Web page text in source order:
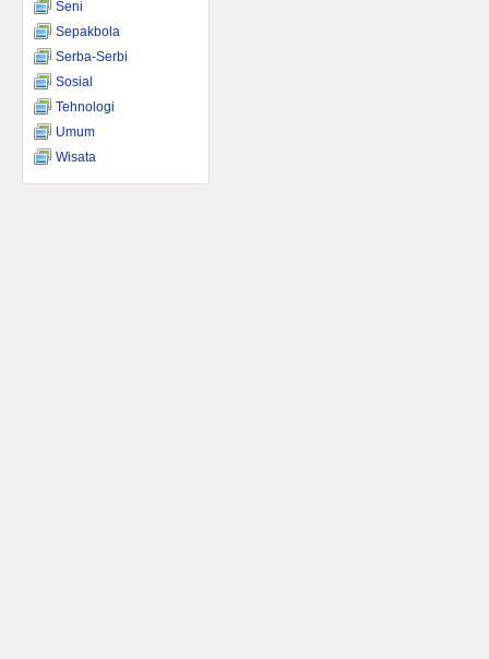
Seni
Sepakbola
Serba-Serbi
Sosial
Tehnologi
Umum
Wisata